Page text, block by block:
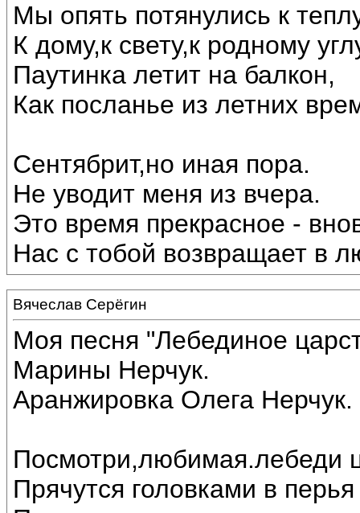
Мы опять потянулись к
К дому,к свету,к родному
Паутинка летит на балкон,
Как посланье из летних
Сентябрит,но иная пора.
Не уводит меня из вчера.
Это время прекрасное -
Нас с тобой возвращает в
Вячеслав Серёгин
Моя песня "Лебединое
Марины Нерчук.
Аранжировка Олега
Посмотри,любимая.лебеди
Прячутся головками в